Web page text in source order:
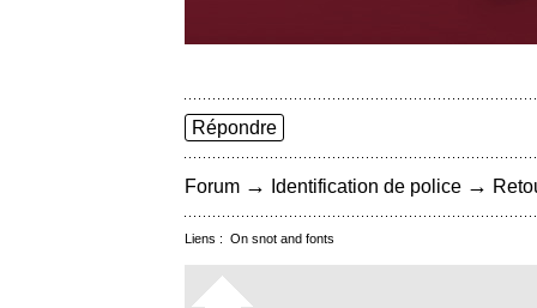
Répondre
Forum → Identification de police →
Liens : On snot and fonts